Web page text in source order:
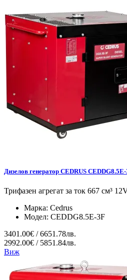
Дизелов генератор CEDRUS
Трифазен агрегат за ток 667 см³
Марка: Cedrus
Модел: CEDDG8.5E-3F
3401.00€ / 6651.78лв.
2992.00€ / 5851.84лв.
Виж